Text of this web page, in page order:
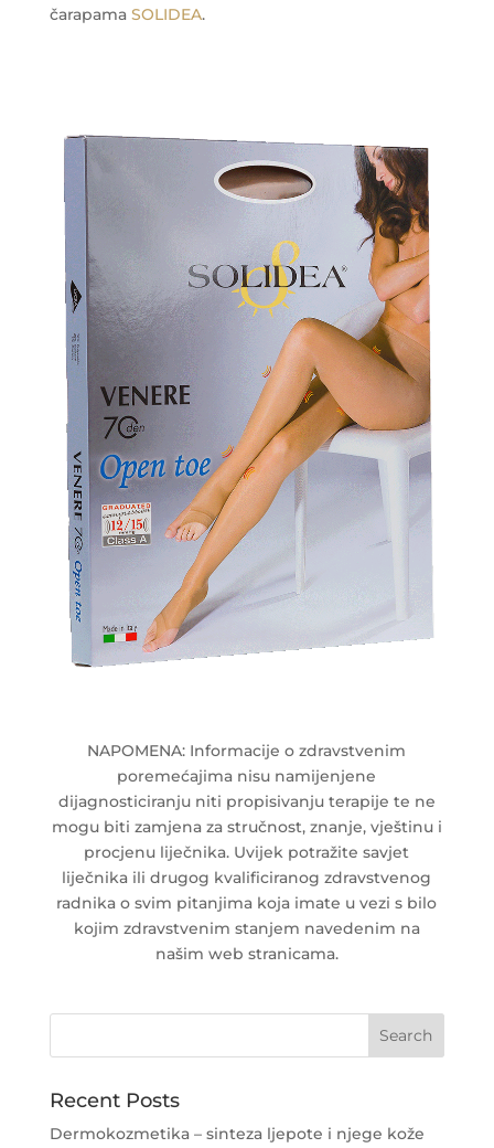
čarapama SOLIDEA.
NAPOMENA: Informacije o zdravstvenim
poremećajima nisu namijenjene
dijagnosticiranju niti propisivanju terapije te ne
mogu biti zamjena za stručnost, znanje, vještinu i
procjenu liječnika. Uvijek potražite savjet
liječnika ili drugog kvalificiranog zdravstvenog
radnika o svim pitanjima koja imate u vezi s bilo
kojim zdravstvenim stanjem navedenim na
našim web stranicama.
Recent Posts
Dermokozmetika – sinteza ljepote i njege kože